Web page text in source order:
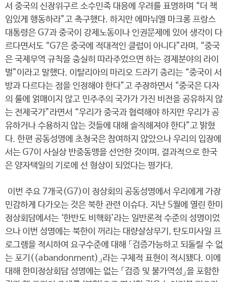
서 중국의 신장위구르 소수민족 대응에 우려를 표명하며 “더 책
임있게 행동하라”고 촉구했다. 하지만 에마뉘엘 마크롱 프랑스
대통령은 G7과 중국이 강제노동이나 인권문제에 있어 생각이 다
르다면서도 “G7은 중국에 적대적인 클럽이 아니다”라며, “중국
은 국제무역 규칙을 충실히 따라주었으면 하는 경제분야의 라이
벌”이라고 말했다. 이탈리아의 마리오 드라기 총리는 “중국이 서
방과 다르다는 점을 인정해야 한다”고 주장하면서 “중국은 다자
의 룰에 얽매이지 않고 민주주의 국가가 가진 비전을 공유하지 않
는 전제국가”라면서 “우리가 중국과 협력해야 하지만 우리가 공
유하거나 수용하지 않는 것들에 대해 솔직해져야 한다”고 밝혔
다. 한편 공동성명에 초청국은 참여하지 않았으나 우리의 입장에
서는 G7이 사실상 반중동맹을 선언한 것이며, 결과적으로 한국
은 양자택일의 기로에 선 형상이 되었다는 평가다.
이번 주요 7개국(G7)이 정상회의 공동성명에서 우리에게 가장
민감하게 다가오는 것은 북한 관련 이슈다. 지난 5월에 열린 한미
정상회담에서는 ‘한반도 비핵화’라는 일반론적 수준의 성명이었
으나 이번 성명에는 북한이 꺼리는 대량살상무기, 탄도미사일 프
로그램을 적시하여 요구수준에 대해 「검증가능하고 되돌릴 수 없
는 포기((abandonment)」라는 구체적 표현이 적시됐다. 이에
대해 한미정상회담 성명에는 없는 「검증 및 불가역성」을 포함한